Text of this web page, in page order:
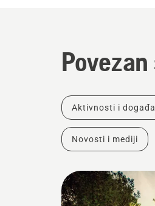
Aktivnosti i
Novosti i mediji